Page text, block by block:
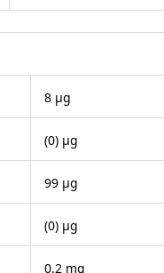
8 μg
(0) μg
99 μg
(0) μg
0.2 mg